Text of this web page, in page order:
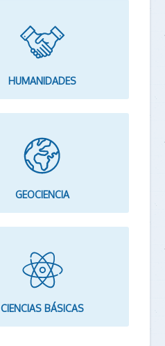
HUMANIDADES
GEOCIENCIA
CIENCIAS BÁSICAS